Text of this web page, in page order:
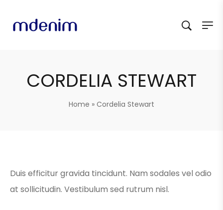
CORDELIA STEWART
Home » Cordelia Stewart
Duis efficitur gravida tincidunt. Nam sodales vel odio
at sollicitudin. Vestibulum sed rutrum nisl.